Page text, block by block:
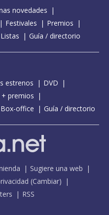
novedades
Festivales
Premios
Listas Guía / directorio
estrenos
DVD
+ premios
Box-office Guía / directorio
Sugiere una web
(Cambiar)
RSS